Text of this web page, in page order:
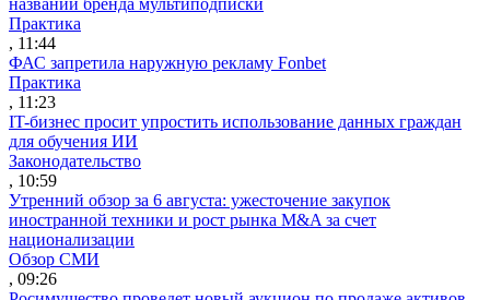
Практика
, 11:44
ФАС запретила наружную рекламу Fonbet
Практика
, 11:23
IT-бизнес просит упростить использование данных граждан
для обучения ИИ
Законодательство
, 10:59
Утренний обзор за 6 августа: ужесточение закупок
иностранной техники и рост рынка M&A за счет
национализации
Обзор СМИ
, 09:26